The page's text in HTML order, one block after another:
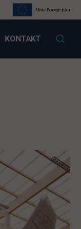
KONTAKT